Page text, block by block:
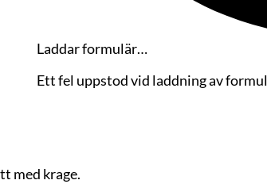
Laddar formulär…
Ett fel uppstod vid laddning av
med krage.